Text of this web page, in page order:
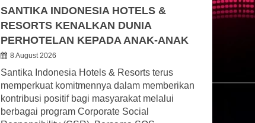
SANTIKA INDONESIA HOTELS &
RESORTS KENALKAN DUNIA
PERHOTELAN KEPADA ANAK-ANAK
8 August 2026
Santika Indonesia Hotels & Resorts terus
memperkuat komitmennya dalam memberikan
kontribusi positif bagi masyarakat melalui
berbagai program Corporate Social